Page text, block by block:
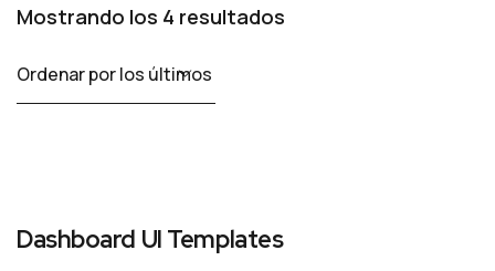
Mostrando los 4 resultados
Dashboard UI Templates